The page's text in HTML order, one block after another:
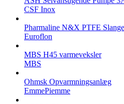
CSF Inox
Pharmaline N&X PTFE Slange
Euroflon
MBS H45 varmeveksler
MBS
Ohmsk Opvarmningsanlæg
EmmePiemme